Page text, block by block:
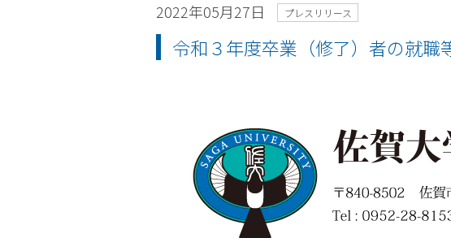
2022年05月27日 プレスリリース
令和３年度卒業（修了）者の就職